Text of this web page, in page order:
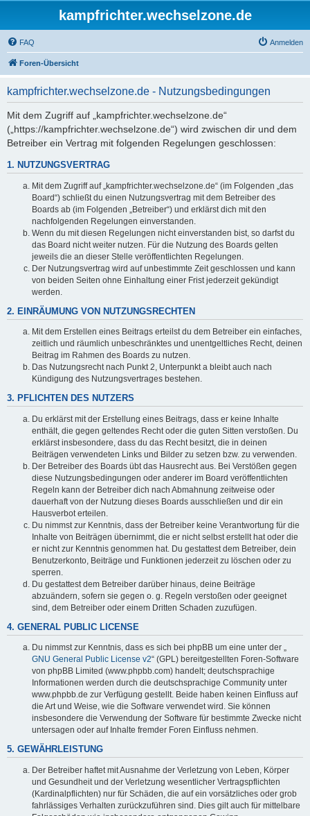
kampfrichter.wechselzone.de
FAQ Anmelden
Foren-Übersicht
kampfrichter.wechselzone.de - Nutzungsbedingungen
Mit dem Zugriff auf „kampfrichter.wechselzone.de“
(„https://kampfrichter.wechselzone.de“) wird zwischen dir und dem
Betreiber ein Vertrag mit folgenden Regelungen geschlossen:
1. NUTZUNGSVERTRAG
Mit dem Zugriff auf „kampfrichter.wechselzone.de“ (im Folgenden „das
Board“) schließt du einen Nutzungsvertrag mit dem Betreiber des
Boards ab (im Folgenden „Betreiber“) und erklärst dich mit den
nachfolgenden Regelungen einverstanden.
Wenn du mit diesen Regelungen nicht einverstanden bist, so darfst du
das Board nicht weiter nutzen. Für die Nutzung des Boards gelten
jeweils die an dieser Stelle veröffentlichten Regelungen.
Der Nutzungsvertrag wird auf unbestimmte Zeit geschlossen und kann
von beiden Seiten ohne Einhaltung einer Frist jederzeit gekündigt
werden.
2. EINRÄUMUNG VON NUTZUNGSRECHTEN
Mit dem Erstellen eines Beitrags erteilst du dem Betreiber ein einfaches,
zeitlich und räumlich unbeschränktes und unentgeltliches Recht, deinen
Beitrag im Rahmen des Boards zu nutzen.
Das Nutzungsrecht nach Punkt 2, Unterpunkt a bleibt auch nach
Kündigung des Nutzungsvertrages bestehen.
3. PFLICHTEN DES NUTZERS
Du erklärst mit der Erstellung eines Beitrags, dass er keine Inhalte
enthält, die gegen geltendes Recht oder die guten Sitten verstoßen. Du
erklärst insbesondere, dass du das Recht besitzt, die in deinen
Beiträgen verwendeten Links und Bilder zu setzen bzw. zu verwenden.
Der Betreiber des Boards übt das Hausrecht aus. Bei Verstößen gegen
diese Nutzungsbedingungen oder anderer im Board veröffentlichten
Regeln kann der Betreiber dich nach Abmahnung zeitweise oder
dauerhaft von der Nutzung dieses Boards ausschließen und dir ein
Hausverbot erteilen.
Du nimmst zur Kenntnis, dass der Betreiber keine Verantwortung für die
Inhalte von Beiträgen übernimmt, die er nicht selbst erstellt hat oder die
er nicht zur Kenntnis genommen hat. Du gestattest dem Betreiber, dein
Benutzerkonto, Beiträge und Funktionen jederzeit zu löschen oder zu
sperren.
Du gestattest dem Betreiber darüber hinaus, deine Beiträge
abzuändern, sofern sie gegen o. g. Regeln verstoßen oder geeignet
sind, dem Betreiber oder einem Dritten Schaden zuzufügen.
4. GENERAL PUBLIC LICENSE
Du nimmst zur Kenntnis, dass es sich bei phpBB um eine unter der „
GNU General Public License v2“ (GPL) bereitgestellten Foren-Software
von phpBB Limited (www.phpbb.com) handelt; deutschsprachige
Informationen werden durch die deutschsprachige Community unter
www.phpbb.de zur Verfügung gestellt. Beide haben keinen Einfluss auf
die Art und Weise, wie die Software verwendet wird. Sie können
insbesondere die Verwendung der Software für bestimmte Zwecke nicht
untersagen oder auf Inhalte fremder Foren Einfluss nehmen.
5. GEWÄHRLEISTUNG
Der Betreiber haftet mit Ausnahme der Verletzung von Leben, Körper
und Gesundheit und der Verletzung wesentlicher Vertragspflichten
(Kardinalpflichten) nur für Schäden, die auf ein vorsätzliches oder grob
fahrlässiges Verhalten zurückzuführen sind. Dies gilt auch für mittelbare